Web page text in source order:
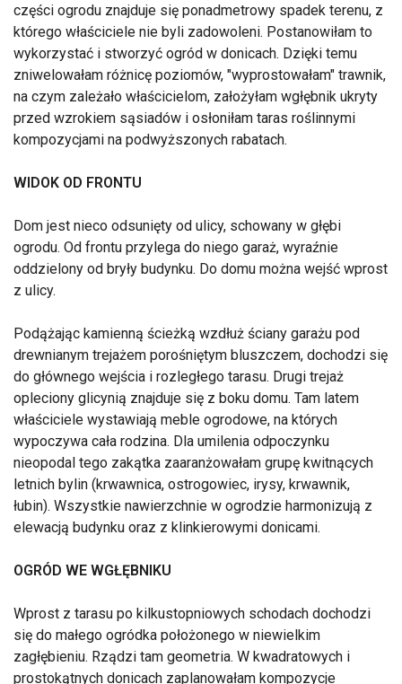
części ogrodu znajduje się ponadmetrowy spadek terenu, z
którego właściciele nie byli zadowoleni. Postanowiłam to
wykorzystać i stworzyć ogród w donicach. Dzięki temu
zniwelowałam różnicę poziomów, "wyprostowałam" trawnik,
na czym zależało właścicielom, założyłam wgłębnik ukryty
przed wzrokiem sąsiadów i osłoniłam taras roślinnymi
kompozycjami na podwyższonych rabatach.
WIDOK OD FRONTU
Dom jest nieco odsunięty od ulicy, schowany w głębi
ogrodu. Od frontu przylega do niego garaż, wyraźnie
oddzielony od bryły budynku. Do domu można wejść wprost
z ulicy.
Podążając kamienną ścieżką wzdłuż ściany garażu pod
drewnianym trejażem porośniętym bluszczem, dochodzi się
do głównego wejścia i rozległego tarasu. Drugi trejaż
opleciony glicynią znajduje się z boku domu. Tam latem
właściciele wystawiają meble ogrodowe, na których
wypoczywa cała rodzina. Dla umilenia odpoczynku
nieopodal tego zakątka zaaranżowałam grupę kwitnących
letnich bylin (krwawnica, ostrogowiec, irysy, krwawnik,
łubin). Wszystkie nawierzchnie w ogrodzie harmonizują z
elewacją budynku oraz z klinkierowymi donicami.
OGRÓD WE WGŁĘBNIKU
Wprost z tarasu po kilkustopniowych schodach dochodzi
się do małego ogródka położonego w niewielkim
zagłębieniu. Rządzi tam geometria. W kwadratowych i
prostokątnych donicach zaplanowałam kompozycje